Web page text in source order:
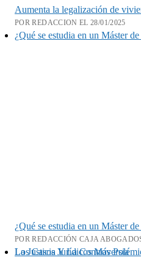
Aumenta la legalización de
POR REDACCION EL 28/01/2025
¿Qué se estudia en un Máster
¿Qué se estudia en un Máster
POR REDACCIÓN CAJA
Los Casos Jurídicos Más Polémicos De Hispanoamérica: Entre La Justicia Y La Controversia